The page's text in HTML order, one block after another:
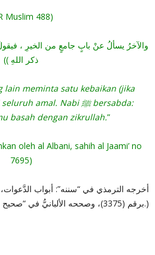
Muslim 488)
والآخرُ يسألُ عنْ بابٍ جامعٍ من الخيرِ ،
ذكر اللهِ ))
lain meminta satu kebaikan (jika
dikerjakan) mencakupi seluruh amal. Nabi ﷺ bersabda:
basah dengan zikrullah.”
oleh al Albani, sahih al Jaami’ no
7695)
برقم (3375)، وصححه الألبانيُّ في “صحيح الجامع”، برقم (7695).)